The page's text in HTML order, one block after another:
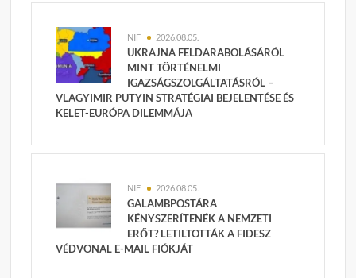
NIF 2026.08.05.
UKRAJNA FELDARABOLÁSÁRÓL
MINT TÖRTÉNELMI
IGAZSÁGSZOLGÁLTATÁSRÓL –
VLAGYIMIR PUTYIN STRATÉGIAI BEJELENTÉSE ÉS
KELET-EURÓPA DILEMMÁJA
NIF 2026.08.05.
GALAMBPOSTÁRA
KÉNYSZERÍTENÉK A NEMZETI
ERŐT? LETILTOTTÁK A FIDESZ
VÉDVONAL E-MAIL FIÓKJÁT